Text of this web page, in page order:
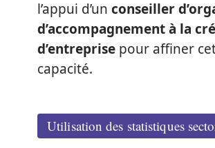
l’appui d’un conseiller
d’accompagnement à la
d’entreprise pour affiner
capacité.
Utilisation des statistiques